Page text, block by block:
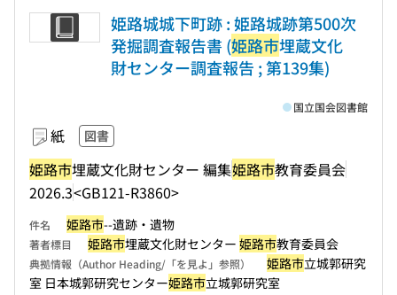
姫路城城下町跡 : 姫路城跡第500次
発掘調査報告書 (姫路市埋蔵文化
財センター調査報告 ; 第139集)
紙 図書
姫路市埋蔵文化財センター 編集姫路市教育委員会
2026.3<GB121-R3860>
国立国会図書館
件名 姫路市--遺跡・遺物
著者標目 姫路市埋蔵文化財センター 姫路市教育委員会
典拠情報（Author Heading/「を見よ」参照） 姫路市立城郭研究
室 日本城郭研究センター姫路市立城郭研究室